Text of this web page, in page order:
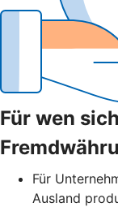
Für wen
Für
Ausland